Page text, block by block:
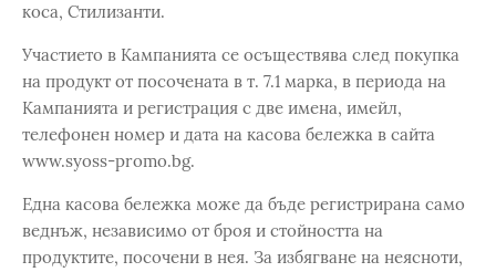
коса, Стилизанти.
Участието в Кампанията се осъществява след покупка
на продукт от посочената в т. 7.1 марка, в периода на
Кампанията и регистрация с две имена, имейл,
телефонен номер и дата на касова бележка в сайта
www.syoss-promo.bg.
Една касова бележка може да бъде регистрирана само
веднъж, независимо от броя и стойността на
продуктите, посочени в нея. За избягване на неясноти,